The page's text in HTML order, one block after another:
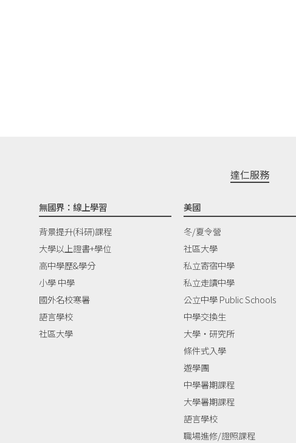
達仁服務
無國界：線上學習
背景提升(科研)課程
大學以上證書+學位
高中學歷&學分
小學 中學
國外名校寒暑
語言學校
社區大學
美國
冬/夏令營
社區大學
私立寄宿中學
私立走讀中學
公立中學 Public Schools
中學交換生
大學‧研究所
條件式入學
遊學團
中學暑期課程
大學暑期課程
語言學校
職場進修/證照課程